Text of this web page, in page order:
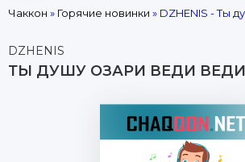
Чаккон » Горячие новинки » DZHENIS - Ты
DZHENIS
ТЫ ДУШУ ОЗАРИ ВЕДИ